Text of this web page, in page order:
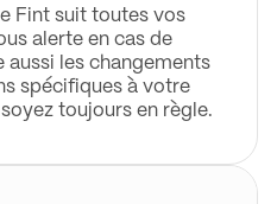
Fint suit toutes vos
alerte en cas de
aussi les changements
spécifiques à votre
toujours en règle.